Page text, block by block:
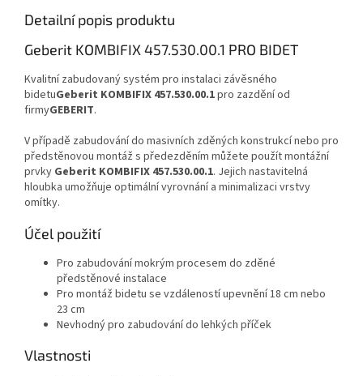
Detailní popis produktu
Geberit KOMBIFIX 457.530.00.1 PRO BIDET
Kvalitní zabudovaný systém pro instalaci závěsného
bidetuGeberit KOMBIFIX 457.530.00.1pro zazdění od
firmyGEBERIT.
V případě zabudování do masivních zděných konstrukcí nebo pro
předstěnovou montáž s předezděním můžete použít montážní
prvky Geberit KOMBIFIX 457.530.00.1. Jejich nastavitelná
hloubka umožňuje optimální vyrovnání a minimalizaci vrstvy
omítky.
Účel použití
Pro zabudování mokrým procesem do zděné
předstěnové instalace
Pro montáž bidetu se vzdáleností upevnění 18 cm nebo
23 cm
Nevhodný pro zabudování do lehkých příček
Vlastnosti